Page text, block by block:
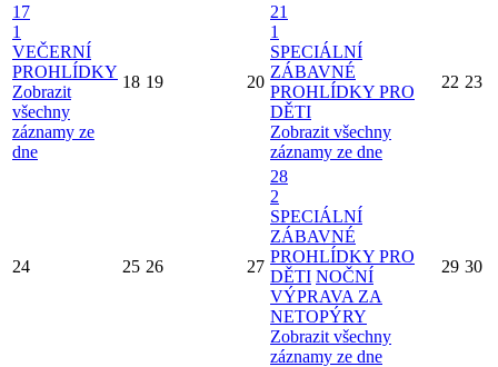
17
1
VEČERNÍ
PROHLÍDKY
Zobrazit
všechny
záznamy ze
dne
18 19 20
21
1
SPECIÁLNÍ
ZÁBAVNÉ
PROHLÍDKY PRO
DĚTI
Zobrazit všechny
záznamy ze dne
22 23
24 25 26 27
28
2
SPECIÁLNÍ
ZÁBAVNÉ
PROHLÍDKY PRO
DĚTI NOČNÍ
VÝPRAVA ZA
NETOPÝRY
Zobrazit všechny
záznamy ze dne
29 30